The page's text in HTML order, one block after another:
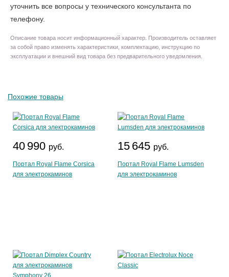
уточнить все вопросы у технического консультанта по
телефону.
Описание товара носит информационный характер. Производитель оставляет
за собой право изменять характеристики, комплектацию, инструкцию по
эксплуатации и внешний вид товара без предварительного уведомления.
Похожие товары
40 990 руб.
Портал Royal Flame Corsica
для электрокаминов
15 645 руб.
Портал Royal Flame Lumsden
для электрокаминов